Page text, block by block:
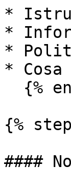
*
*
*
*
{%
####